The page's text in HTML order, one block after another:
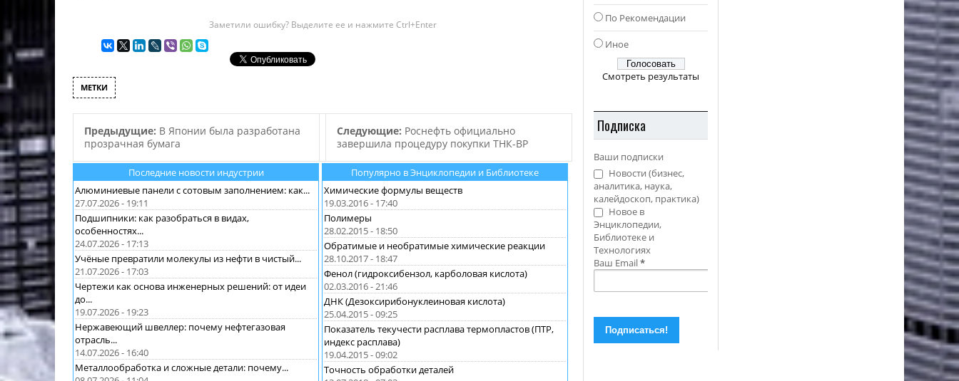
и официальных лиц. В 2010
взаимосвязанных
Заметили ошибку? Выделите ее и нажмите Ctrl+Enter
МЕТКИ
Предыдущие: В Японии была разработана
прозрачная бумага
Следующие: Роснефть официально
завершила процедуру покупки ТНК-ВР
Последние новости индустрии
Алюминиевые панели с сотовым заполнением: как...
27.07.2026 - 19:11
Подшипники: как разобраться в видах,
особенностях...
24.07.2026 - 17:13
Учёные превратили молекулы из нефти в чистый...
21.07.2026 - 17:03
Чертежи как основа инженерных решений: от идеи
до...
19.07.2026 - 19:23
Нержавеющий швеллер: почему нефтегазовая
отрасль...
14.07.2026 - 16:40
Металлообработка и сложные детали: почему...
Популярно в Энциклопедии и Библиотеке
Химические формулы веществ
19.03.2016 - 17:40
Полимеры
28.02.2015 - 18:50
Обратимые и необратимые химические реакции
28.10.2017 - 18:47
Фенол (гидроксибензол, карболовая кислота)
02.03.2016 - 21:46
ДНК (Дезоксирибонуклеиновая кислота)
25.04.2015 - 09:25
Показатель текучести расплава термопластов (ПТР,
индекс расплава)
19.04.2015 - 09:02
Точность обработки деталей
По Рекомендации
Иное
Смотреть результаты
Подписка
Ваши подписки
Новости (бизнес,
аналитика, наука,
калейдоскоп, практика)
Новое в
Энциклопедии,
Библиотеке и
Технологиях
Ваш Email*